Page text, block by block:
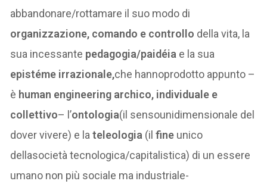
abbandonare/rottamare il suo modo di
organizzazione, comando e controllo della vita, la
sua incessante pedagogia/paidéia e la sua
epistéme irrazionale,che hannoprodotto appunto –
è human engineering archico, individuale e
collettivo– l’ontologia(il sensounidimensionale del
dover vivere) e lateleologia (ilfine unico
dellasocietà tecnologica/capitalistica) di un essere
umano non più sociale ma industriale-